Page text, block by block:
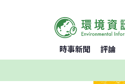
時事新聞 評論